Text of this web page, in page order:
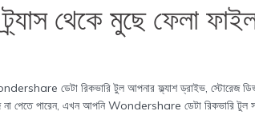
ট্র্যাস থেকে মুছে ফেলা
ডেটা রিকভারি টুল আপনার ফ্ল্যাশ ড্রাইভ, স্টোরেজ
পেতে পারেন, এখন আপনি Wondershare ডেটা রিকভারি